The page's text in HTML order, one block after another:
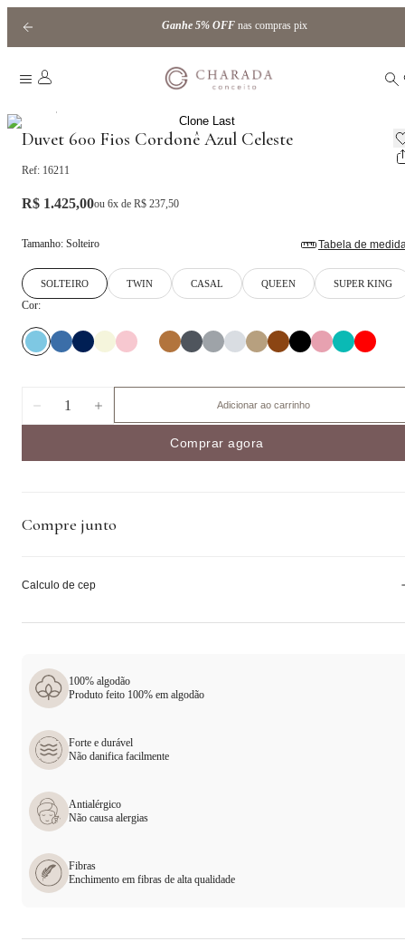
Ganhe 5% OFFnas compras pix
Duvet 600 Fios Cordonê Azul Celeste
Ref: 16211
R$ 1.425,00ou 6x de R$ 237,50
Tamanho: Solteiro Tabela de
SOLTEIRO TWIN CASAL QUEEN SUPER KING
Cor:
1 Adicionar ao carrinho
Comprar agora
Compre junto
Calculo de cep
100% algodão
Produto feito 100% em algodão
Forte e durável
Não danifica facilmente
Antialérgico
Não causa alergias
Fibras
Enchimento em fibras de alta qualidade